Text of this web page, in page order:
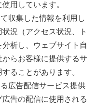
用しています。
収集した情報を利用し
況（アクセス状況、ト
析し、ウェブサイト自
らお客様に提供するサ
ることがあります。
広告配信サービス提供
告の配信に使用される